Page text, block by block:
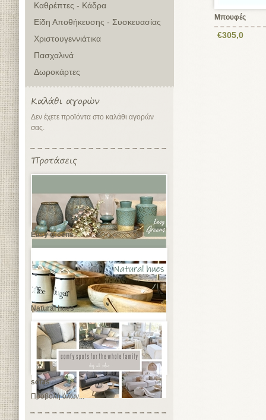
Καθρέπτες - Κάδρα
Είδη Αποθήκευσης - Συσκευασίας
Χριστουγεννιάτικα
Πασχαλινά
Δωροκάρτες
Δεν έχετε προϊόντα στο καλάθι αγορών
σας.
Easy greens
Natural hues
sofas
Προβολή όλων...
Μπουφές
€305,0